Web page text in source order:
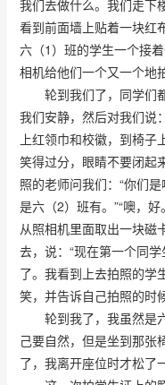
我们去做什么。我们走下
看到前面墙上贴着一块红
六（1）班的学生一个接
相机给他们一个又一个地
轮到我们了，同学们
我们安静，然后对我们说
上红领巾和校徽，到椅
笑得过分，眼睛不要闭起
照的老师问我们：“你们
是六（2）班有。”“噢，
从照相机里面取出一块磁
去，说：“现在第一个同
了。我看到上去拍照的学
笑，并告诉自己拍照的时
轮到我了，我虽然是六
己要自然，但是坐到那张
了，我离开座位时才松了